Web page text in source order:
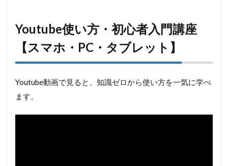
Youtube使い方・初心者入門講座
【スマホ・PC・タブレット】
Youtube動画で見ると、知識ゼロから使い方を一気に学べ
ます。